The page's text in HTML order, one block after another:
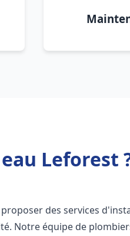
Leforest
des services
Notre équipe de